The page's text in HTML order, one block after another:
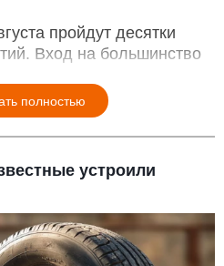
пройдут десятки
Вход на большинство
полностью
устроили